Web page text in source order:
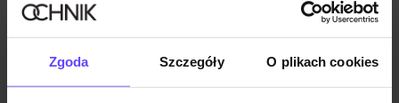
Zgoda Szczegóły O plikach cookies
Opis produktu
Szczegóły